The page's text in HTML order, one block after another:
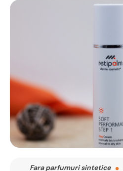
Fara parfumuri sintetice